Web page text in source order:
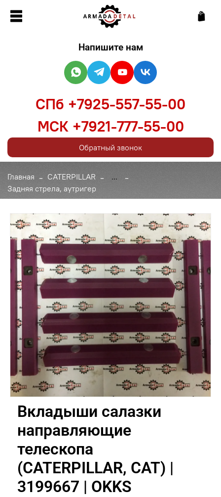
Главная CATERPILLAR
...
Задняя стрела, аутригер
Вкладыши салазки
направляющие
телескопа
(CATERPILLAR, CAT) |
3199667 | OKKS
Напишите нам
СПб +7925-557-55-00
МСК +7921-777-55-00
Обратный звонок